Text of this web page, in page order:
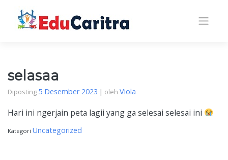
content
selasaa
Diposting 5 Desember 2023 | oleh Viola
Hari ini ngerjain peta lagii yang ga selesai selesai ini
Kategori Uncategorized